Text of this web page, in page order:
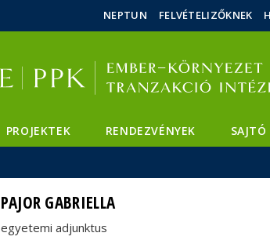
Hírek
Események
ELTE aNEPTUN FELVÉTELIZŐKNEK
PROJEKTEK RENDEZVÉNYEK SAJTÓ
PAJOR GABRIELLA
egyetemi adjunktus